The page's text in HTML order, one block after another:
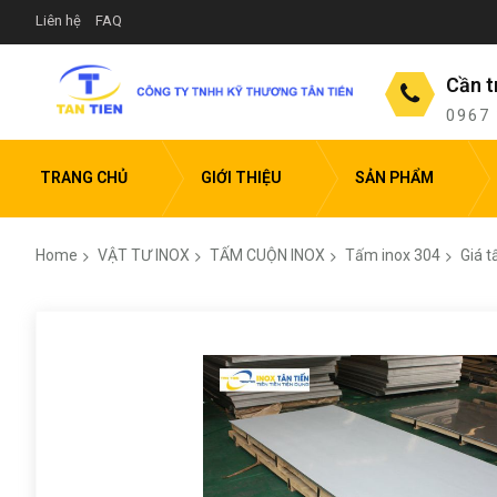
Liên hệ FAQ
Cần
0967
TRANG CHỦ GIỚI THIỆU SẢN PHẨM
Home VẬT TƯ INOX TẤM CUỘN INOX Tấm inox 304 Giá